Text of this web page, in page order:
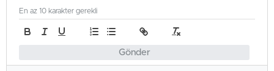
Gönder
En az 10 karakter gerekli